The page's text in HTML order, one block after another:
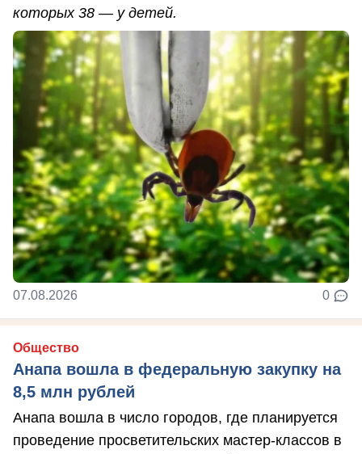
которых 38 — у детей.
07.08.2026 0
Общество
Анапа вошла в федеральную закупку на
8,5 млн рублей
Анапа вошла в число городов, где планируется
проведение просветительских мастер-классов в